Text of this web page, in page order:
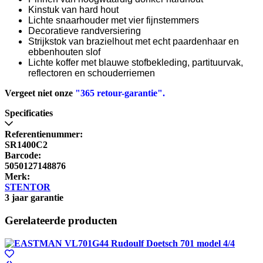
Kinstuk van hard hout
Lichte snaarhouder met vier fijnstemmers
Decoratieve randversiering
Strijkstok van brazielhout met echt paardenhaar en
ebbenhouten slof
Lichte koffer met blauwe stofbekleding, partituurvak,
reflectoren en schouderriemen
Vergeet niet onze "365 retour-garantie".
Specificaties
Referentienummer:
SR1400C2
Barcode:
5050127148876
Merk:
STENTOR
3 jaar garantie
Gerelateerde producten